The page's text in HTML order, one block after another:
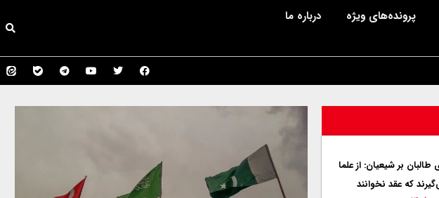
پرونده‌های ویژه درباره ما
طالبان بر شیعیان: از علما
که عقد نخوانند